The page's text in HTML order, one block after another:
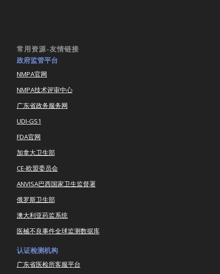
常用资源-友情链接
政府监管平台
NMPA官网
NMPA技术评审中心
广东省政务服务网
UDI-GS1
FDA官网
加拿大卫生部
CE-欧盟委员会
ANVISA巴西国家卫生监督署
俄罗斯卫生部
澳大利亚药监系统
医械不良事件全球监测数据库
认证检测机构
广东省医检所客服平台